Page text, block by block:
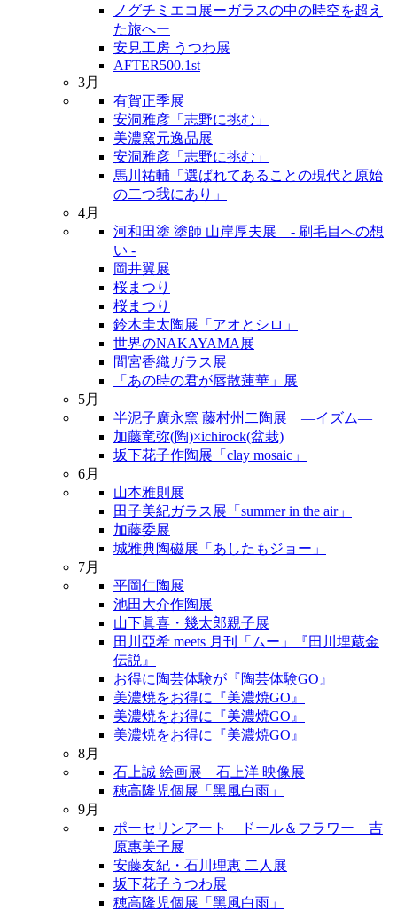
ノグチミエコ展ーガラスの中の時空を超え
た旅へー
安見工房 うつわ展
AFTER500.1st
3月
有賀正季展
安洞雅彦「志野に挑む」
美濃窯元逸品展
安洞雅彦「志野に挑む」
馬川祐輔「選ばれてあることの現代と原始
の二つ我にあり」
4月
河和田塗 塗師 山岸厚夫展 - 刷毛目への想
い -
岡井翼展
桜まつり
桜まつり
鈴木圭太陶展「アオとシロ」
世界のNAKAYAMA展
間宮香織ガラス展
「あの時の君が唇散蓮華」展
5月
半泥子廣永窯 藤村州二陶展 ―イズム―
加藤竜弥(陶)×ichirock(盆栽)
坂下花子作陶展「clay mosaic」
6月
山本雅則展
田子美紀ガラス展「summer in the air」
加藤委展
城雅典陶磁展「あしたもジョー」
7月
平岡仁陶展
池田大介作陶展
山下眞喜・幾太郎親子展
田川亞希 meets 月刊「ムー」『田川埋蔵金
伝説』
お得に陶芸体験が『陶芸体験GO』
美濃焼をお得に『美濃焼GO』
美濃焼をお得に『美濃焼GO』
美濃焼をお得に『美濃焼GO』
8月
石上誠 絵画展 石上洋 映像展
穂高隆児個展「黑風白雨」
9月
ポーセリンアート ドール＆フラワー 吉
原惠美子展
安藤友紀・石川理恵 二人展
坂下花子うつわ展
穂高隆児個展「黑風白雨」